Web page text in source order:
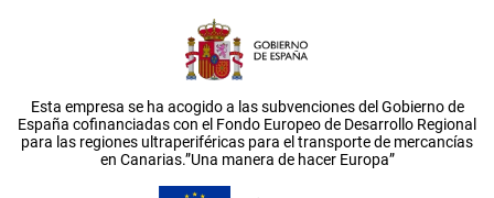
Esta empresa se ha acogido a las subvenciones del Gobierno de
España cofinanciadas con el Fondo Europeo de Desarrollo Regional
para las regiones ultraperiféricas para el transporte de mercancías
en Canarias.”Una manera de hacer Europa”